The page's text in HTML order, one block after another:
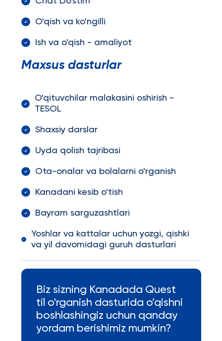
O'qish va ko'ngilli
Ish va o'qish - amaliyot
Maxsus dasturlar
O'qituvchilar malakasini oshirish -
TESOL
Shaxsiy darslar
Uyda qolish tajribasi
Ota-onalar va bolalarni o'rganish
Kanadani kesib o'tish
Bayram sarguzashtlari
Yoshlar va kattalar uchun yozgi, qishki
va yil davomidagi guruh dasturlari
Biz sizning Kanadada Quest
til o'rganish dasturida o’qishni
boshlashingiz uchun qanday
yordam berishimiz mumkin?